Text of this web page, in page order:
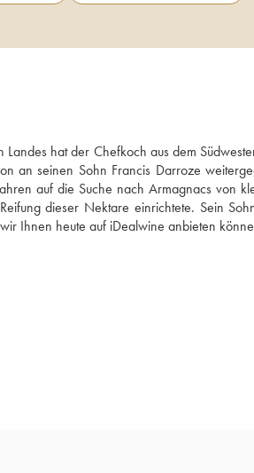
hat der Chefkoch aus dem
an seinen Sohn Francis Darroze
auf die Suche nach Armagnacs von
dieser Nektare einrichtete. Sein
Ihnen heute auf iDealwine anbieten